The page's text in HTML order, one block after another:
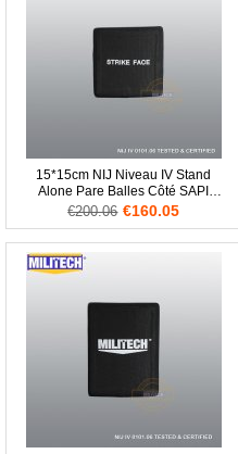
15*15cm NIJ Niveau IV Stand
Alone Pare Balles Côté SAPI
Assiette Al2o3 PE Panneau
€200.06 €160.05